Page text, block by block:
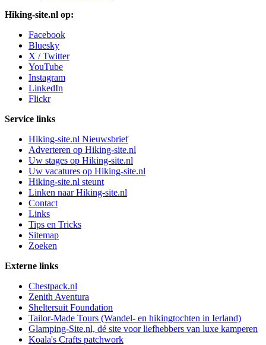
Hiking-site.nl op:
Facebook
Bluesky
X / Twitter
YouTube
Instagram
LinkedIn
Flickr
Service links
Hiking-site.nl Nieuwsbrief
Adverteren op Hiking-site.nl
Uw stages op Hiking-site.nl
Uw vacatures op Hiking-site.nl
Hiking-site.nl steunt
Linken naar Hiking-site.nl
Contact
Links
Tips en Tricks
Sitemap
Zoeken
Externe links
Chestpack.nl
Zenith Aventura
Sheltersuit Foundation
Tailor-Made Tours (Wandel- en hikingtochten in Ierland)
Glamping-Site.nl, dé site voor liefhebbers van luxe kamperen
Koala's Crafts patchwork